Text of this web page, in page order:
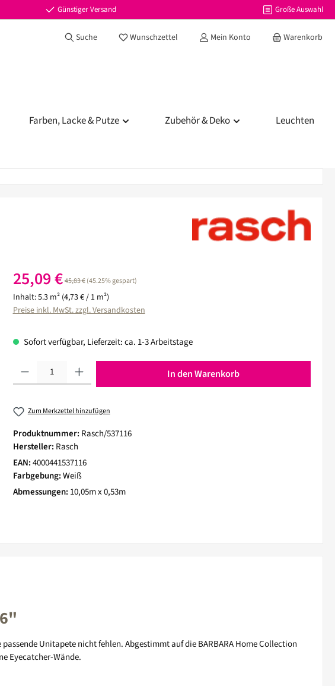
Günstiger Versand Große Auswahl
Suche Wunschzettel Du hast 0 Produkte auf dem Merkzettel
Mein Konto Warenkorb
Farben, Lacke & Putze Zubehör & Deko Leuchten
Verkaufspreis:
25,09 €Regulärer Preis:
45,83 € (45.25% gespart)
Inhalt:5.3 m² (4,73 € / 1 m²)
Preise inkl. MwSt. zzgl. Versandkosten
Sofort verfügbar, Lieferzeit: ca. 1-3 Arbeitstage
Produkt Anzahl: Gib den gewünschten Wert ein oder benutze die Schaltflächen um die
In den Warenkorb
Zum Merkzettel hinzufügen
Produktnummer: Rasch/537116
Hersteller: Rasch
EAN:4000441537116
Farbgebung:Weiß
Abmessungen: 10,05m x 0,53m
Unitapete nicht fehlen. Abgestimmt auf die BARBARA Home Collection
Eyecatcher-Wände.